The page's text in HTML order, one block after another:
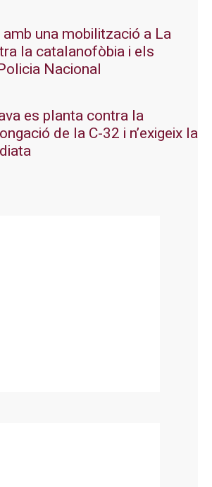
amb una mobilització a La
la catalanofòbia i els
Nacional
es planta contra la
de la C-32 i n’exigeix la